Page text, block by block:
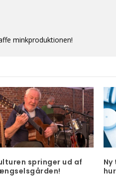
minkproduktionen!
springer ud af